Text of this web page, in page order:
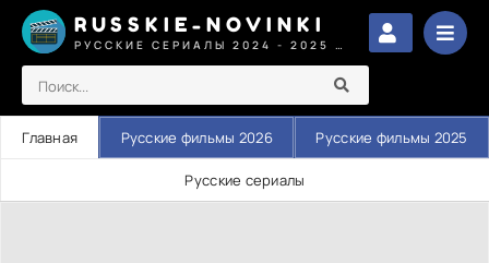
RUSSKIE-NOVINKI
Главная Русские фильмы 2026 Русские фильмы 2025
Русские сериалы